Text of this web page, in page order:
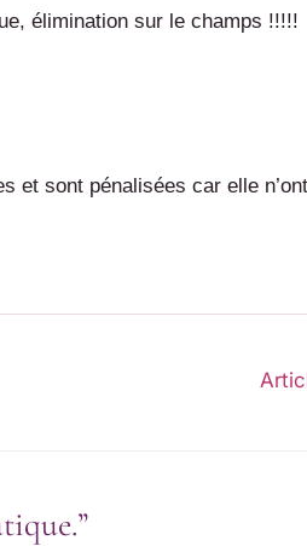
élimination sur le champs !!!!!
et sont pénalisées car elle n’ont